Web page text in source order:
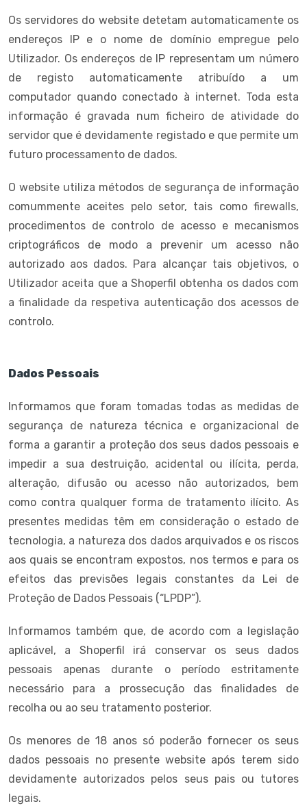
Os servidores do website detetam automaticamente os
endereços IP e o nome de domínio empregue pelo
Utilizador. Os endereços de IP representam um número
de registo automaticamente atribuído a um
computador quando conectado à internet. Toda esta
informação é gravada num ficheiro de atividade do
servidor que é devidamente registado e que permite um
futuro processamento de dados.
O website utiliza métodos de segurança de informação
comummente aceites pelo setor, tais como firewalls,
procedimentos de controlo de acesso e mecanismos
criptográficos de modo a prevenir um acesso não
autorizado aos dados. Para alcançar tais objetivos, o
Utilizador aceita que a Shoperfil obtenha os dados com
a finalidade da respetiva autenticação dos acessos de
controlo.
Dados Pessoais
Informamos que foram tomadas todas as medidas de
segurança de natureza técnica e organizacional de
forma a garantir a proteção dos seus dados pessoais e
impedir a sua destruição, acidental ou ilícita, perda,
alteração, difusão ou acesso não autorizados, bem
como contra qualquer forma de tratamento ilícito. As
presentes medidas têm em consideração o estado de
tecnologia, a natureza dos dados arquivados e os riscos
aos quais se encontram expostos, nos termos e para os
efeitos das previsões legais constantes da Lei de
Proteção de Dados Pessoais (“LPDP”).
Informamos também que, de acordo com a legislação
aplicável, a Shoperfil irá conservar os seus dados
pessoais apenas durante o período estritamente
necessário para a prossecução das finalidades de
recolha ou ao seu tratamento posterior.
Os menores de 18 anos só poderão fornecer os seus
dados pessoais no presente website após terem sido
devidamente autorizados pelos seus pais ou tutores
legais.